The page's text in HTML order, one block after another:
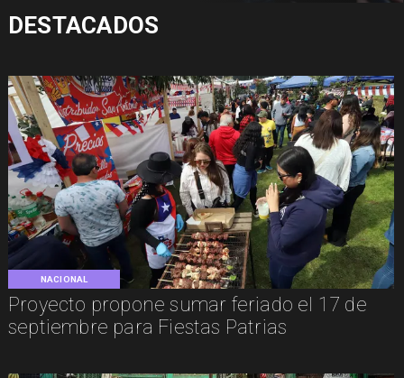
NACIONAL
Proyecto propone sumar feriado el 17 de
septiembre para Fiestas Patrias
DESTACADOS